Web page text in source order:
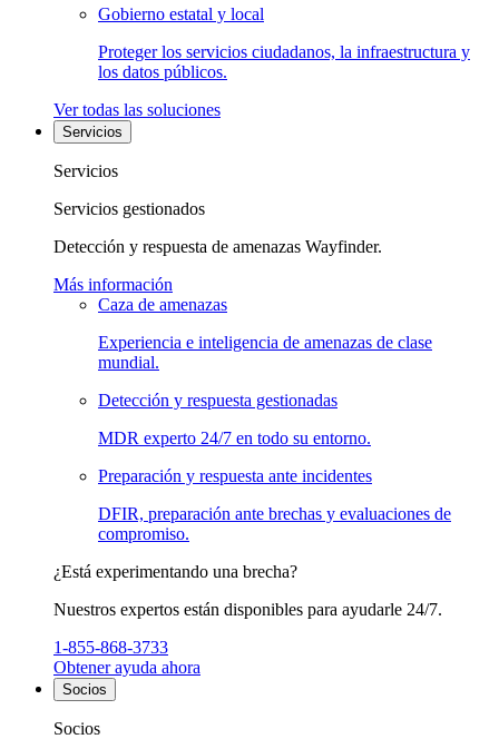
Gobierno estatal y local
Proteger los servicios ciudadanos, la infraestructura y
los datos públicos.
Ver todas las soluciones
Servicios
Servicios
Servicios gestionados
Detección y respuesta de amenazas Wayfinder.
Más información
Caza de amenazas
Experiencia e inteligencia de amenazas de clase
mundial.
Detección y respuesta gestionadas
MDR experto 24/7 en todo su entorno.
Preparación y respuesta ante incidentes
DFIR, preparación ante brechas y evaluaciones de
compromiso.
¿Está experimentando una brecha?
Nuestros expertos están disponibles para ayudarle 24/7.
1-855-868-3733
Obtener ayuda ahora
Socios
Socios